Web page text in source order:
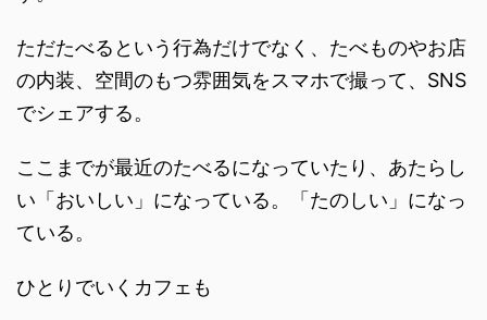
ただたべるという行為だけでなく、たべものやお店
の内装、空間のもつ雰囲気をスマホで撮って、SNS
でシェアする。
ここまでが最近のたべるになっていたり、あたらし
い「おいしい」になっている。「たのしい」になっ
ている。
ひとりでいくカフェも